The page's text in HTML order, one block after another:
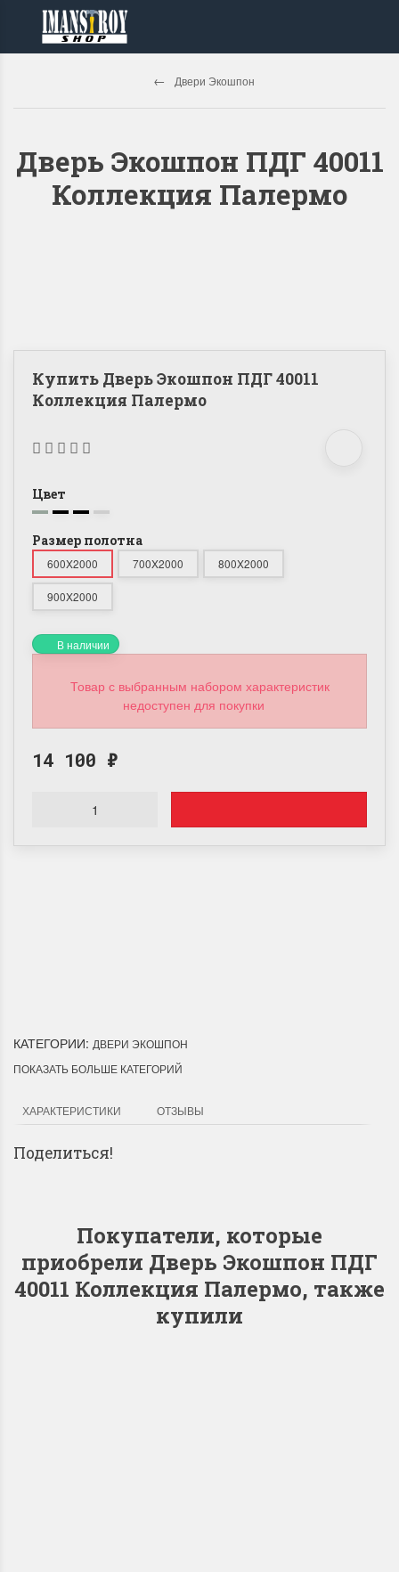
Двери Экошпон
Дверь Экошпон ПДГ 40011
Коллекция Палермо
Купить Дверь Экошпон ПДГ 40011
Коллекция Палермо
Цвет
Размер полотна
600X2000 700X2000 800X2000
900X2000
В наличии
Товар с выбранным набором характеристик
недоступен для покупки
14 100 ₽
КАТЕГОРИИ: ДВЕРИ ЭКОШПОН
ПОКАЗАТЬ БОЛЬШЕ КАТЕГОРИЙ
ХАРАКТЕРИСТИКИ ОТЗЫВЫ
Поделиться!
Покупатели, которые
приобрели Дверь Экошпон ПДГ
40011 Коллекция Палермо, также
купили